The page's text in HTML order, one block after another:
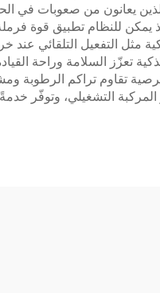
يعانون من صعوبات في
يمكن للنظام تطبيق قوة
مثل التفعيل التلقائي عند
تعزّز السلامة وراحة
تقاوم تراكم الرطوبة
التشغيلي، وتوفّر